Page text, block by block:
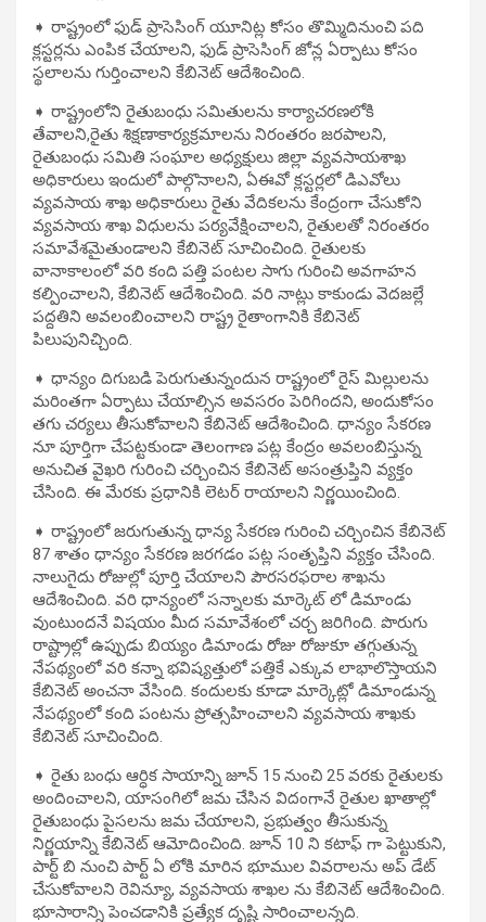
➧ రాష్ట్రంలో ఫుడ్ ప్రాసెసింగ్ యూనిట్ల కోసం తొమ్మిదినుంచి పది
క్లస్టర్లను ఎంపిక చేయాలని, ఫుడ్ ప్రాసెసింగ్ జోన్ల ఏర్పాటు కోసం
స్థలాలను గుర్తించాలని కేబినెట్ ఆదేశించింది.
➧ రాష్ట్రంలోని రైతుబంధు సమితులను కార్యాచరణలోకి
తేవాలని,రైతు శిక్షణాకార్యక్రమాలను నిరంతరం జరపాలని,
రైతుబంధు సమితి సంఘాల అధ్యక్షులు జిల్లా వ్యవసాయశాఖ
అధికారులు ఇందులో పాల్గొనాలని, ఏఈవో క్లస్టర్లలో డిఎవోలు
వ్యవసాయ శాఖ అధికారులు రైతు వేదికలను కేంద్రంగా చేసుకోని
వ్యవసాయ శాఖ విధులను పర్యవేక్షించాలని, రైతులతో నిరంతరం
సమావేశమైతుండాలని కేబినెట్ సూచించింది. రైతులకు
వానాకాలంలో వరి కంది పత్తి పంటల సాగు గురించి అవగాహన
కల్పించాలని, కేబినెట్ ఆదేశించింది. వరి నాట్లు కాకుండు వెదజల్లే
పద్దతిని అవలంబించాలని రాష్ట్ర రైతాంగానికి కేబినెట్
పిలుపునిచ్చింది.
➧ ధాన్యం దిగుబడి పెరుగుతున్నందున రాష్ట్రంలో రైస్ మిల్లులను
మరింతగా ఏర్పాటు చేయాల్సిన అవసరం పెరిగిందని, అందుకోసం
తగు చర్యలు తీసుకోవాలని కేబినెట్ ఆదేశించింది. ధాన్యం సేకరణ
నూ పూర్తిగా చేపట్టకుండా తెలంగాణ పట్ల కేంద్రం అవలంబిస్తున్న
అనుచిత వైఖరి గురించి చర్చించిన కేబినెట్ అసంత్రుప్తిని వ్యక్తం
చేసింది. ఈ మేరకు ప్రధానికి లెటర్ రాయాలని నిర్ణయించింది.
➧ రాష్ట్రంలో జరుగుతున్న ధాన్య సేకరణ గురించి చర్చించిన కేబినెట్
87 శాతం ధాన్యం సేకరణ జరగడం పట్ల సంతృప్తిని వ్యక్తం చేసింది.
నాలుగైదు రోజుల్లో పూర్తి చేయాలని పౌరసరఫరాల శాఖను
ఆదేశించింది. వరి ధాన్యంలో సన్నాలకు మార్కెట్ లో డిమాండు
వుంటుందనే విషయం మీద సమావేశంలో చర్చ జరిగింది. పొరుగు
రాష్ట్రాల్లో ఉప్పుడు బియ్యం డిమాండు రోజు రోజుకూ తగ్గుతున్న
నేపథ్యంలో వరి కన్నా భవిష్యత్తులో పత్తికే ఎక్కువ లాభాలొస్తాయని
కేబినెట్ అంచనా వేసింది. కందులకు కూడా మార్కెట్లో డిమాండున్న
నేపథ్యంలో కంది పంటను ప్రోత్సహించాలని వ్యవసాయ శాఖకు
కేబినెట్ సూచించింది.
➧ రైతు బంధు ఆర్ధిక సాయాన్ని జూన్ 15 నుంచి 25 వరకు రైతులకు
అందించాలని, యాసంగిలో జమ చేసిన విదంగానే రైతుల ఖాతాల్లో
రైతుబంధు పైసలను జమ చేయాలని, ప్రభుత్వం తీసుకున్న
నిర్ణయాన్ని కేబినెట్ ఆమోదించింది. జూన్ 10 ని కటాఫ్ గా పెట్టుకుని,
పార్ట్ బి నుంచి పార్ట్ ఏ లోకి మారిన భూముల వివరాలను అప్ డేట్
చేసుకోవాలని రెవిన్యూ, వ్యవసాయ శాఖల ను కేబినెట్ ఆదేశించింది.
భూసారాన్ని పెంచడానికి ప్రత్యేక దృష్టి సారించాలన్నది.